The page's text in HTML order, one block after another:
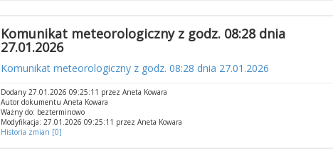
Komunikat meteorologiczny z godz. 08:28 dnia
27.01.2026
Komunikat meteorologiczny z godz. 08:28 dnia 27.01.2026
Dodany 27.01.2026 09:25:11 przez Aneta Kowara
Autor dokumentu Aneta Kowara
Ważny do: bezterminowo
Modyfikacja: 27.01.2026 09:25:11 przez Aneta Kowara
Historia zmian [0]